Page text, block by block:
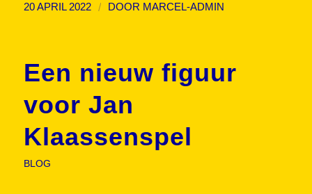
20 APRIL 2022 / DOOR MARCEL-ADMIN
Een nieuw figuur
voor Jan
Klaassenspel
BLOG